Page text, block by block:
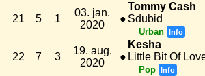
21 5 1
03. jan.
2020
●
Tommy Cash
Sdubid
Urban Info
22 7 3
19. aug.
2020
●
Kesha
Little Bit Of
Pop Info